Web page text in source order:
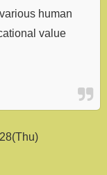
human
value